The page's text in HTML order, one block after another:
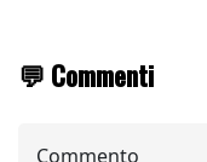
💬 Commenti